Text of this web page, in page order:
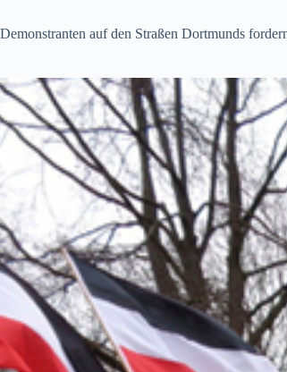
Demonstranten auf den Straßen Dortmunds